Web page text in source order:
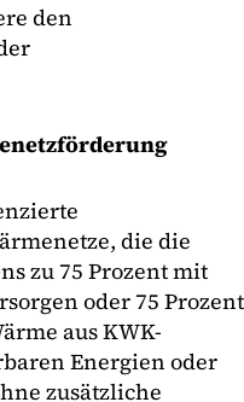
den
die die
zu 75 Prozent mit
oder 75 Prozent
aus KWK-
Energien oder
zusätzliche